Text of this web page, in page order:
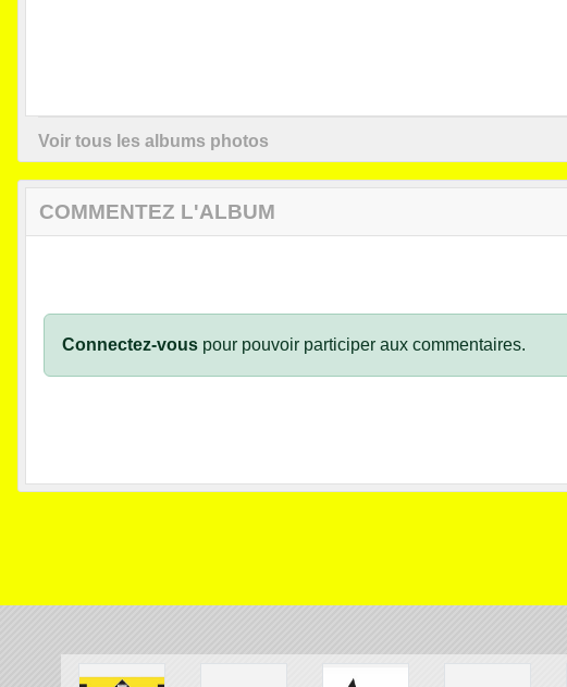
Voir tous les albums photos
COMMENTEZ L'ALBUM
Connectez-vous pour pouvoir participer aux commentaires.